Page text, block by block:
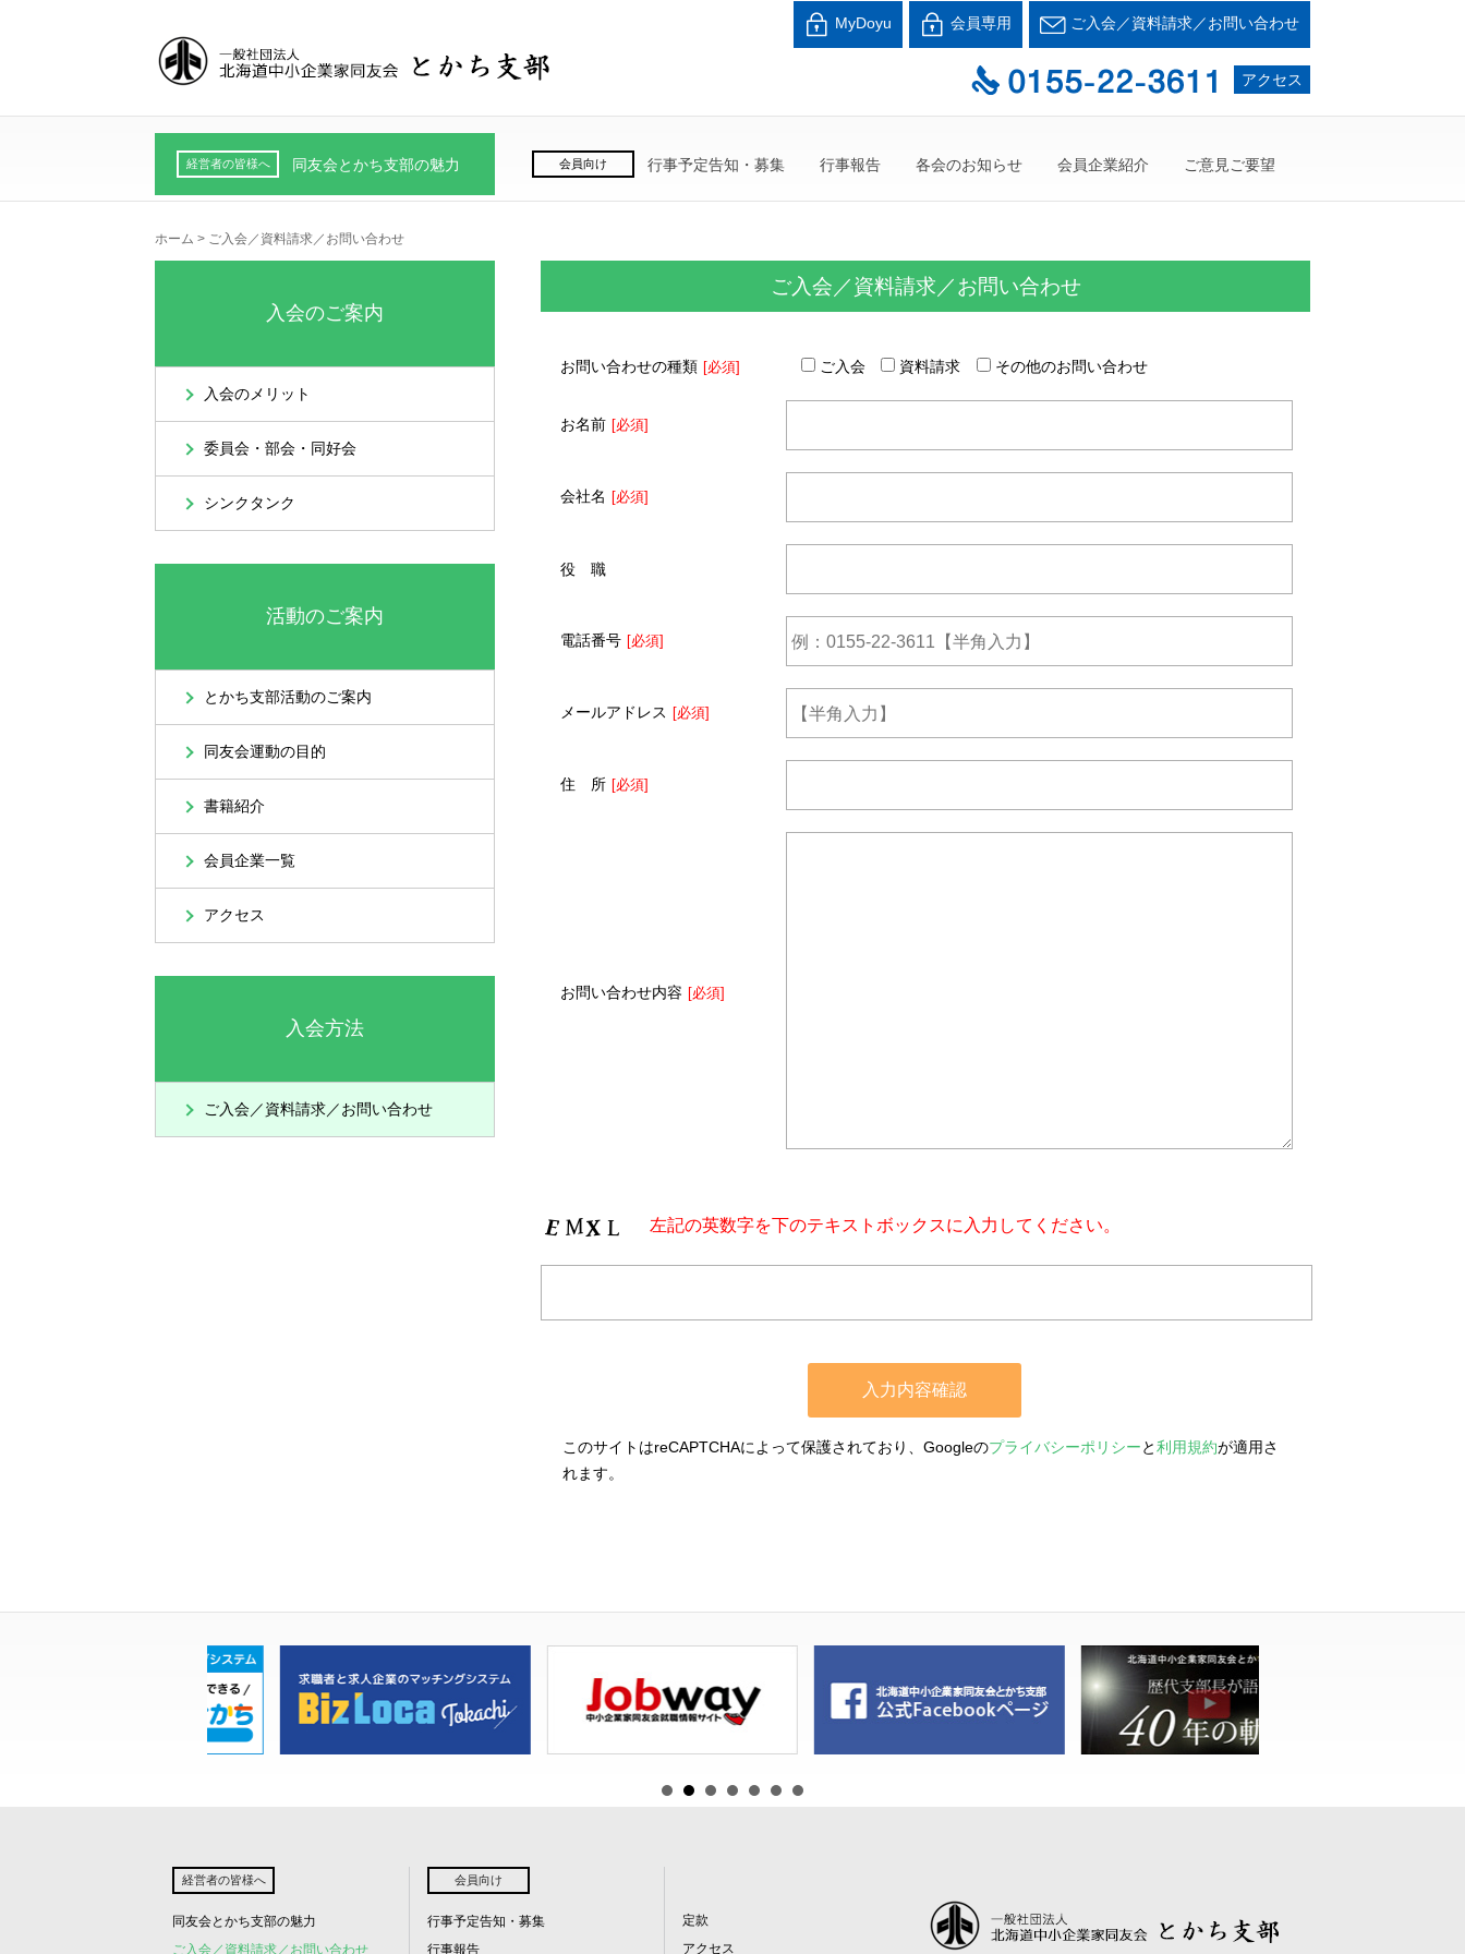
北海道中小企業家同友会とかち支部
良い会社、良い経営者、よい経営環境づくりを目指して・・・人が輝く21世紀を創ろう！
MyDoyu 会員専用 ご入会／資料請求／お問い合わせ
アクセス
経営者の皆様へ 同友会とかち支部の魅力 会員向け 行事予定告知・募集 行事報告 各会のお知らせ 会員企業紹介 ご意見ご要望
ホーム > ご入会／資料請求／お問い合わせ
ご入会／資料請求／お問い合わせ
お問い合わせの種類 [必須] ご入会 資料請求 その他のお問い合わせ
お名前 [必須]
会社名 [必須]
役 職
電話番号 [必須]
メールアドレス [必須]
住 所 [必須]
お問い合わせ内容 [必須]
左記の英数字を下のテキストボックスに入力してください。
このサイトはreCAPTCHAによって保護されており、Googleのプライバシーポリシーと利用規約が適用さ
れます。
入会のご案内
入会のメリット
委員会・部会・同好会
シンクタンク
活動のご案内
とかち支部活動のご案内
同友会運動の目的
書籍紹介
会員企業一覧
アクセス
入会方法
ご入会／資料請求／お問い合わせ
経営者の皆様へ
同友会とかち支部の魅力
ご入会／資料請求／お問い合わせ
会員向け
行事予定告知・募集
行事報告
定款
アクセス